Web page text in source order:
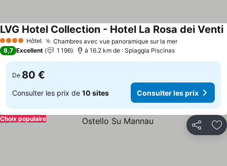
4 Étoiles Hôtel Chambres avec vue panoramique sur la mer
LVG Hotel Collection - Hotel La Rosa dei Venti
8,7 Excellent 1 196 à 16.2 km de : Spiaggia Piscinas
De 80 €
Consulter les prix de 10 sites Consulter les prix
Partager
Choix populaire